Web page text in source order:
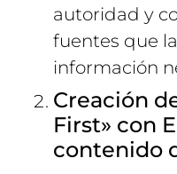
autoridad y
fuentes que
información
Creación
First» con
contenido